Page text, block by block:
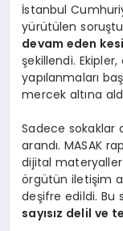
İstanbul
yürütülen
devam eden
şekillendi.
yapılanmaları
mercek altına
Sadece sokaklar
arandı. MASAK
dijital
örgütün iletişim
deşifre edildi. Bu
sayısız delil ve